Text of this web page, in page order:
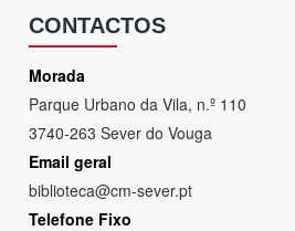
CONTACTOS
Morada
Parque Urbano da Vila, n.º 110
3740-263 Sever do Vouga
Email geral
biblioteca@cm-sever.pt
Telefone Fixo